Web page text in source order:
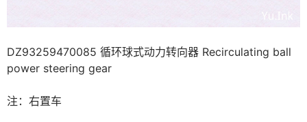
DZ93259470085 循环球式动力转向器 Recirculating ball
power steering gear
注：右置车